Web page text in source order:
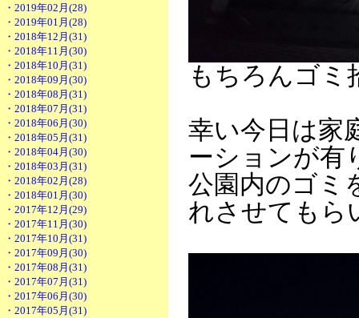
・2019年02月(28)
・2019年01月(28)
・2018年12月(31)
・2018年11月(30)
・2018年10月(31)
・2018年09月(30)
・2018年08月(31)
・2018年07月(31)
・2018年06月(30)
・2018年05月(31)
・2018年04月(30)
・2018年03月(31)
・2018年02月(28)
・2018年01月(30)
・2017年12月(29)
・2017年11月(30)
・2017年10月(31)
・2017年09月(30)
・2017年08月(31)
・2017年07月(31)
・2017年06月(30)
・2017年05月(31)
もちろんゴミ
幸い今日は家
ーションが有
公園内のゴミ
れさせてもら